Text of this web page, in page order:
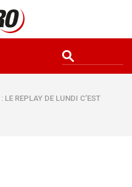
LE REPLAY DE LUNDI C’EST